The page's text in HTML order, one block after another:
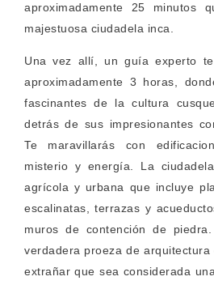
aproximadamente 25 minutos
majestuosa ciudadela inca.
Una vez allí, un guía experto
aproximadamente 3 horas,
fascinantes de la cultura
detrás de sus impresionantes
Te maravillarás con
misterio y energía. La
agrícola y urbana que incluye
escalinatas, terrazas y
muros de contención de
verdadera proeza de
extrañar que sea considerada